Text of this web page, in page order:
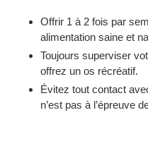
Offrir 1 à 2 fois par
alimentation saine et
Toujours superviser
offrez un os récréatif.
Évitez tout contact
n’est pas à l’épreuve